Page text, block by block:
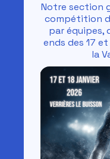
Notre section
compétition
par équipes,
ends des 17
la